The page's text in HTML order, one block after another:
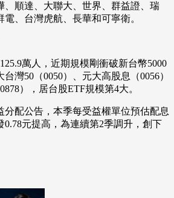
、順達、大聯大、世界、群益證、瑞
、台灣虎航、長華和可寧衛。
萬人，近期規模剛衝破新台幣5000
灣50（0050）、元大高股息（0056）
），居台股ETF規模第4大。
分配公告，本季每受益權單位預估配息
0.78元提高，為連續第2季調升，創下